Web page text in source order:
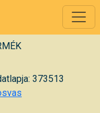
373513